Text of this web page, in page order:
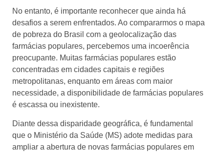
No entanto, é importante reconhecer que ainda há
desafios a serem enfrentados. Ao compararmos o mapa
de pobreza do Brasil com a geolocalização das
farmácias populares, percebemos uma incoerência
preocupante. Muitas farmácias populares estão
concentradas em cidades capitais e regiões
metropolitanas, enquanto em áreas com maior
necessidade, a disponibilidade de farmácias populares
é escassa ou inexistente.
Diante dessa disparidade geográfica, é fundamental
que o Ministério da Saúde (MS) adote medidas para
ampliar a abertura de novas farmácias populares em